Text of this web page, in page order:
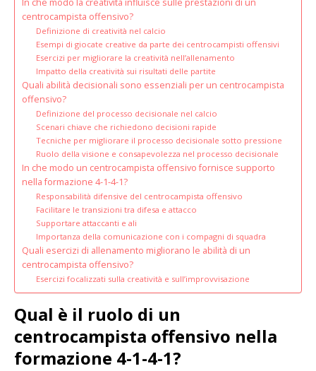
In che modo la creatività influisce sulle prestazioni di un
centrocampista offensivo?
Definizione di creatività nel calcio
Esempi di giocate creative da parte dei centrocampisti offensivi
Esercizi per migliorare la creatività nell’allenamento
Impatto della creatività sui risultati delle partite
Quali abilità decisionali sono essenziali per un centrocampista
offensivo?
Definizione del processo decisionale nel calcio
Scenari chiave che richiedono decisioni rapide
Tecniche per migliorare il processo decisionale sotto pressione
Ruolo della visione e consapevolezza nel processo decisionale
In che modo un centrocampista offensivo fornisce supporto
nella formazione 4-1-4-1?
Responsabilità difensive del centrocampista offensivo
Facilitare le transizioni tra difesa e attacco
Supportare attaccanti e ali
Importanza della comunicazione con i compagni di squadra
Quali esercizi di allenamento migliorano le abilità di un
centrocampista offensivo?
Esercizi focalizzati sulla creatività e sull’improvvisazione
Qual è il ruolo di un
centrocampista offensivo nella
formazione 4-1-4-1?